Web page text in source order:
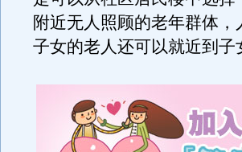
附近无人照顾的老年群体
子女的老人还可以就近到